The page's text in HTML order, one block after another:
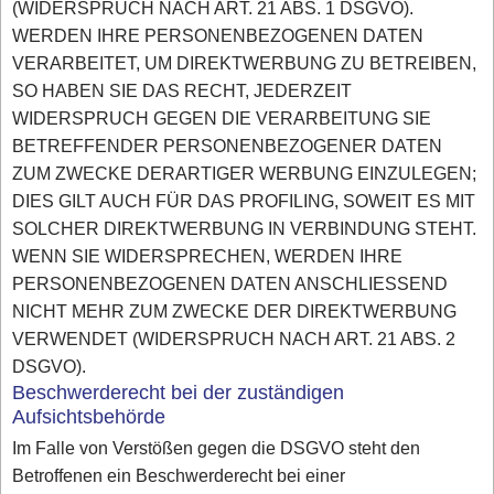
(WIDERSPRUCH NACH ART. 21 ABS. 1 DSGVO).
WERDEN IHRE PERSONENBEZOGENEN DATEN
VERARBEITET, UM DIREKTWERBUNG ZU BETREIBEN,
SO HABEN SIE DAS RECHT, JEDERZEIT
WIDERSPRUCH GEGEN DIE VERARBEITUNG SIE
BETREFFENDER PERSONENBEZOGENER DATEN
ZUM ZWECKE DERARTIGER WERBUNG EINZULEGEN;
DIES GILT AUCH FÜR DAS PROFILING, SOWEIT ES MIT
SOLCHER DIREKTWERBUNG IN VERBINDUNG STEHT.
WENN SIE WIDERSPRECHEN, WERDEN IHRE
PERSONENBEZOGENEN DATEN ANSCHLIESSEND
NICHT MEHR ZUM ZWECKE DER DIREKTWERBUNG
VERWENDET (WIDERSPRUCH NACH ART. 21 ABS. 2
DSGVO).
Beschwerderecht bei der zuständigen
Aufsichtsbehörde
Im Falle von Verstößen gegen die DSGVO steht den
Betroffenen ein Beschwerderecht bei einer